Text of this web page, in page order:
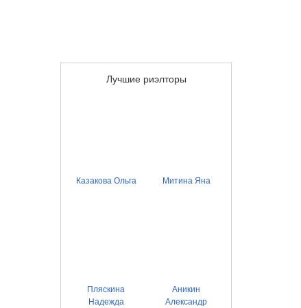
Лучшие риэлторы
Казакова Ольга Митина Яна
Пляскина
Надежда
Аникин
Александр